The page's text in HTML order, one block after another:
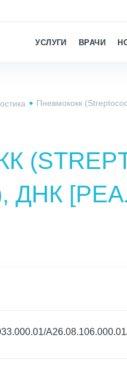
УСЛУГИ ВРАЧИ
Пневмококк
ДНК